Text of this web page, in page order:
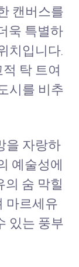
캔버스를
욱 특별하
치입니다.
탁 트여
시를 비추
을 자랑하
예술성에
의 숨 막힐
마르세유
있는 풍부